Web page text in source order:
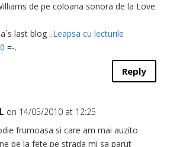
de pe coloana sonora de la Love
last blog ..Leapsa cu lecturile
=-.
Reply
on 14/05/2010 at 12:25
frumoasa si care am mai auzito
pe la fete pe strada mi sa parut